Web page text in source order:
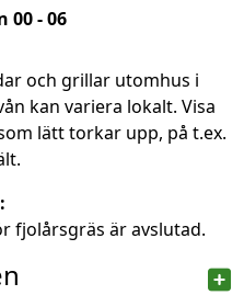
00 - 06
och grillar utomhus i
kan variera lokalt. Visa
lätt torkar upp, på t.ex.
fjolårsgräs är avslutad.